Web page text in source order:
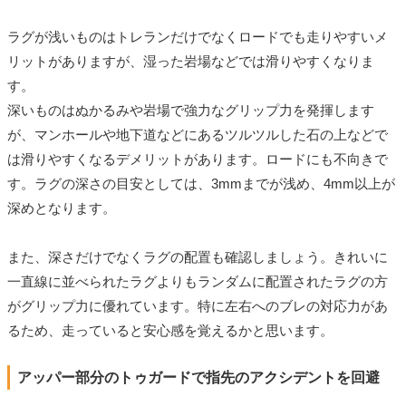
ラグが浅いものはトレランだけでなくロードでも走りやすいメ
リットがありますが、湿った岩場などでは滑りやすくなりま
す。
深いものはぬかるみや岩場で強力なグリップ力を発揮します
が、マンホールや地下道などにあるツルツルした石の上などで
は滑りやすくなるデメリットがあります。ロードにも不向きで
す。ラグの深さの目安としては、3mmまでが浅め、4mm以上が
深めとなります。
また、深さだけでなくラグの配置も確認しましょう。きれいに
一直線に並べられたラグよりもランダムに配置されたラグの方
がグリップ力に優れています。特に左右へのブレの対応力があ
るため、走っていると安心感を覚えるかと思います。
アッパー部分のトゥガードで指先のアクシデントを回避